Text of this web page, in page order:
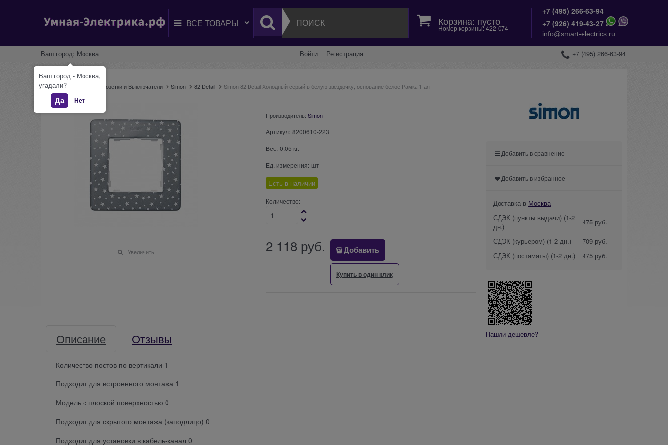
Корзина: пусто
Номер корзины: 422-074
+7 (495) 266-63-94
+7 (926) 419-43-27
info@smart-electrics.ru
Ваш город: Москва Войти Регистрация +7 (495) 266-63-94
Главная Розетки и Выключатели Simon 82 Detail Simon 82 Detail Холодный серый в белую звёздочку, основание белое Рамка 1-ая
Увеличить
Производитель: Simon
Артикул: 8200610-223
Вес: 0.05 кг.
Ед. измерения: шт
Есть в наличии
Количество:
2 118 руб. Добавить
Купить в один клик
Описание Отзывы
Количество постов по вертикали 1
Подходит для встроенного монтажа 1
Модель с плоской поверхностью 0
Подходит для скрытого монтажа (заподлицо) 0
Подходит для установки в кабель-канал 0
Добавить в сравнение
Добавить в избранное
Доставка в Москва
СДЭК (пункты выдачи) (1-2
дн.)
475 руб.
СДЭК (курьером) (1-2 дн.)
709 руб.
СДЭК (постаматы) (1-2 дн.) 475 руб.
Нашли дешевле?
Ваш город - Москва,
угадали?
Да Нет